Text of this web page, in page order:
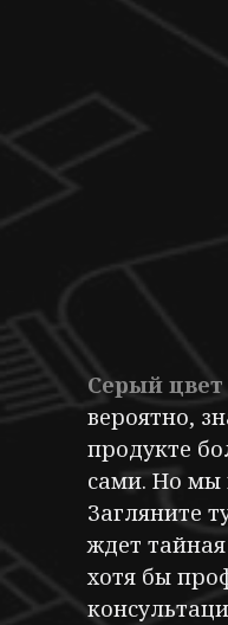
Серый цвет
вероятно,
продукте
сами. Но мы
Загляните
ждет
хотя бы